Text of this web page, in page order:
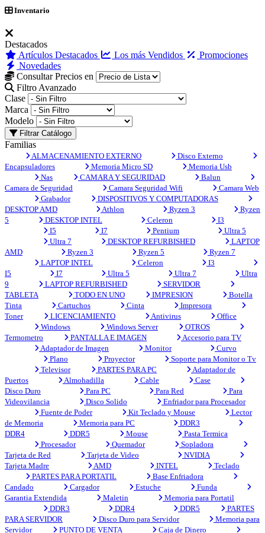
Inventario
Destacados
Artículos Destacados
Los más Vendidos
Promociones
Novedades
Consultar Precios en
Filtro Avanzado
Clase
Marca
Modelo
Filtrar Catálogo
Familias
ALMACENAMIENTO EXTERNO
Disco Externo
Encapsuladores
Memoria Micro SD
Memoria Usb
Nas
CAMARA Y SEGURIDAD
Balun
Camara de Seguridad
Camara Seguridad Wifi
Camara Web
Grabador
DISPOSITIVOS Y COMPUTADORAS
DESKTOP AMD
Athlon Ryzen 3
Ryzen
5
DESKTOP INTEL Celeron
I3
I5
I7 Pentium
Ultra 5
Ultra 7
DESKTOP REFURBISHED
LAPTOP
AMD
Ryzen 3 Ryzen 5
Ryzen 7
LAPTOP INTEL
Celeron
I3
I5
I7 Ultra 5 Ultra 7
Ultra
9
LAPTOP REFURBISHED
SERVIDOR
TABLETA
TODO EN UNO IMPRESION
Botella
Tinta
Cartuchos Cinta
Impresora
Toner
LICENCIAMIENTO Antivirus
Office
Windows
Windows Server
OTROS
Termometro
PANTALLA E IMAGEN
Accesorio para TV
Adaptador de Imagen
Monitor
Curvo
Plano
Proyector
Soporte para Monitor o Tv
Televisor
PARTES PARA PC
Adaptador de
Puertos
Almohadilla Cable
Case
Disco Duro
Para PC Para Red
Para
Videovilancia
Disco Solido
Enfriador para Procesador
Fuente de Poder
Kit Teclado y Mouse
Lector
de Memoria
Memoria para PC
DDR3
DDR4
DDR5 Mouse
Pasta Termica
Procesador
Quemador
Sopladora
Tarjeta de Red
Tarjeta de Video
NVIDIA
Tarjeta Madre
AMD INTEL
Teclado
PARTES PARA PORTATIL
Base Enfriadora
Candado
Cargador Estuche
Funda
Garantia Extendida
Maletin
Memoria para Portatil
DDR3
DDR4 DDR5
PARTES
PARA SERVIDOR
Disco Duro para Servidor
Memoria para
Servidor
PUNTO DE VENTA Caja de Dinero